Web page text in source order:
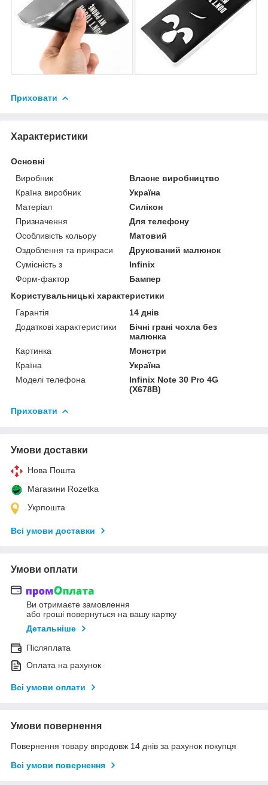
Приховати
Характеристики
Основні
Виробник
Власне виробництво
Країна виробник
Україна
Матеріал
Силікон
Призначення
Для телефону
Особливість кольору
Матовий
Оздоблення та прикраси
Друкований малюнок
Сумісність з
Infinix
Форм-фактор
Бампер
Користувальницькі характеристики
Гарантія
14 днів
Додаткові характеристики
Бічні грані чохла без
малюнка
Картинка
Монстри
Країна
Україна
Моделі телефона
Infinix Note 30 Pro 4G
(X678B)
Приховати
Умови доставки
Нова Пошта
Магазини Rozetka
Укрпошта
Всі умови доставки
Умови оплати
Ви отримаєте замовлення
або гроші повернуться на вашу картку
Детальніше
Післяплата
Оплата на рахунок
Всі умови оплати
Умови повернення
Повернення товару впродовж 14 днів за рахунок покупця
Всі умови повернення